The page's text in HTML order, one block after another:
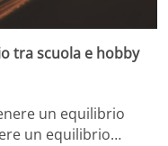
tra scuola e hobby
un equilibrio
un equilibrio…